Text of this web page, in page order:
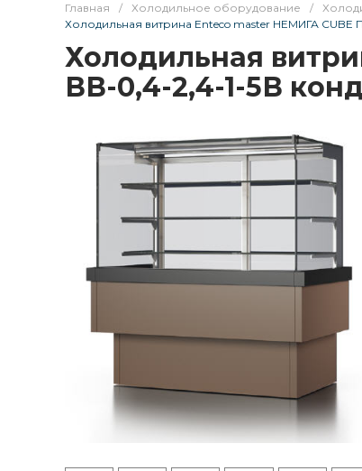
Главная / Холодильное оборудование /
Холодильная витрина Enteco master НЕМИГА CUBE
Холодильная
ВВ-0,4-2,4-1-5В